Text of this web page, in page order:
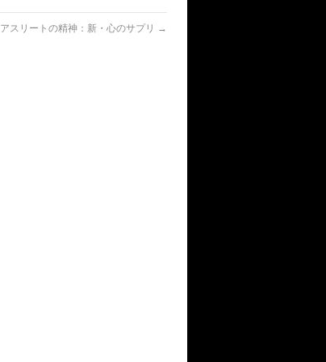
アスリートの精神：新・心のサプリ →